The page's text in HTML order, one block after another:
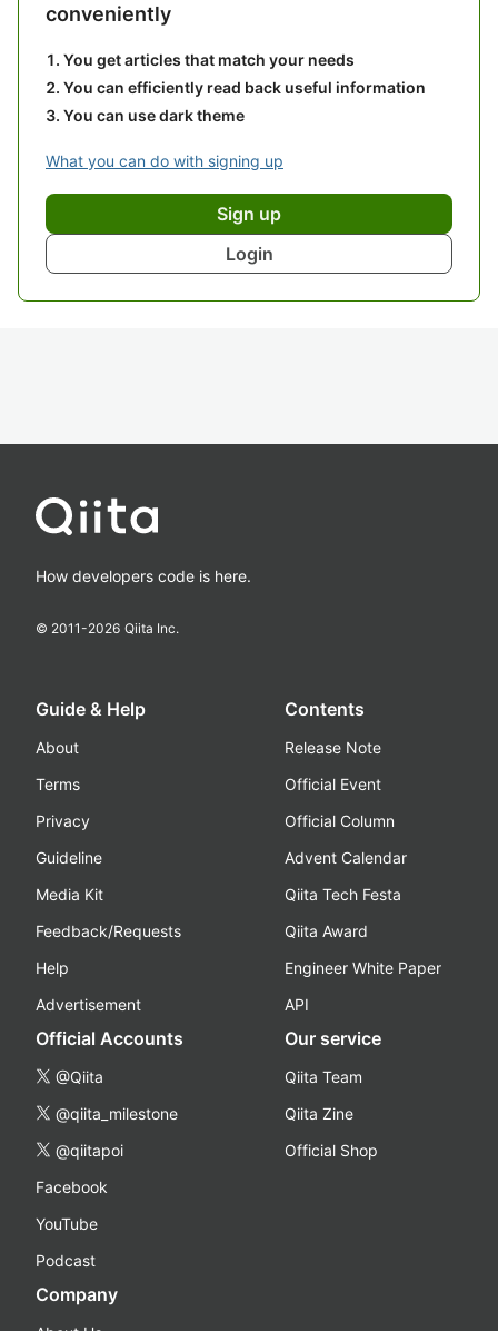
conveniently
You get articles that match your needs
You can efficiently read back useful information
You can use dark theme
What you can do with signing up
Sign up
Login
How developers code is here.
© 2011-2026 Qiita Inc.
Guide & Help
About
Terms
Privacy
Guideline
Media Kit
Feedback/Requests
Help
Advertisement
Contents
Release Note
Official Event
Official Column
Advent Calendar
Qiita Tech Festa
Qiita Award
Engineer White Paper
API
Official Accounts
@Qiita
@qiita_milestone
@qiitapoi
Facebook
YouTube
Podcast
Our service
Qiita Team
Qiita Zine
Official Shop
Company